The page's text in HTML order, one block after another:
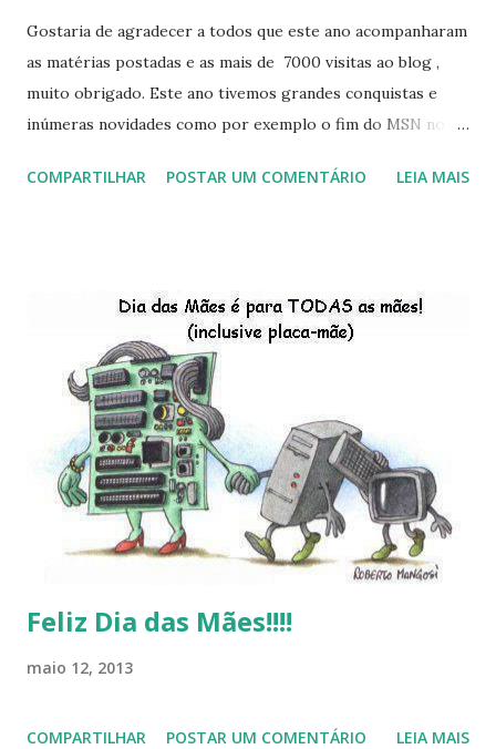
Gostaria de agradecer a todos que este ano acompanharam
as matérias postadas e as mais de 7000 visitas ao blog ,
muito obrigado. Este ano tivemos grandes conquistas e
inúmeras novidades como por exemplo o fim do MSN no
do Kaiana que será lançada em 2013, distro nacional , a
do LibreOffice , o IX Latinoware, a Microsoft boicotando o
Linux (como sempre), o lançamento do Windows 8 e a sua
baixa taxa de adesão pelos usuários, entre out ros. Gostaria
de desejar a todos Boas Festas e que em 2013 possamos
estar juntos novamente. Feliz Natal!!!! F eli z 2013 a todos!!!
COMPARTILHAR POSTAR UM COMENTÁRIO LEIA MAIS
Feliz Dia das Mães!!!!
maio 12, 2013
COMPARTILHAR POSTAR UM COMENTÁRIO LEIA MAIS